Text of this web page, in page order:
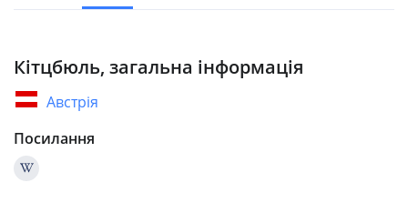
Кітцбюль, загальна інформація
Австрія
Посилання